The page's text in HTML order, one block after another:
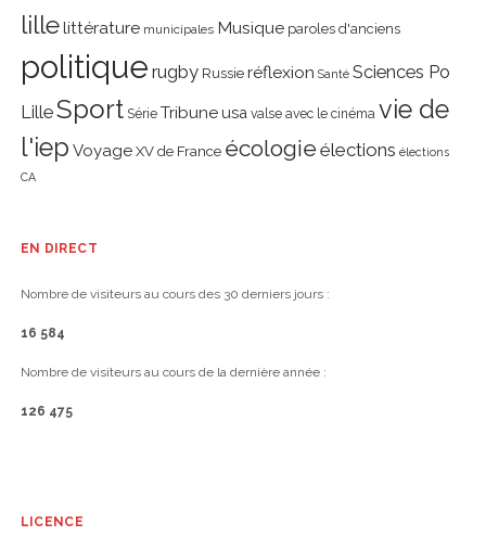
lillelittérature municipales Musique paroles d'anciens
politique rugby Russie réflexion Santé Sciences Po
LilleSport Série Tribune usa valse avec le cinéma vie de
l'iep Voyage XV de France écologie élections élections
CA
EN DIRECT
Nombre de visiteurs au cours des 30 derniers jours :
16 584
Nombre de visiteurs au cours de la dernière année :
126 475
LICENCE